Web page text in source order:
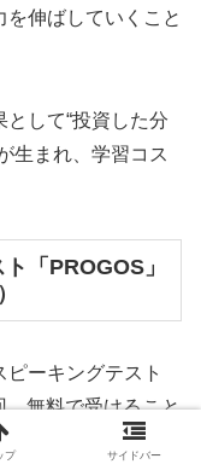
伸ばしていくこと
して“投資した分
生まれ、学習コス
「PROGOS」
ーキングテスト
、無料で受けること
プ サイドバー